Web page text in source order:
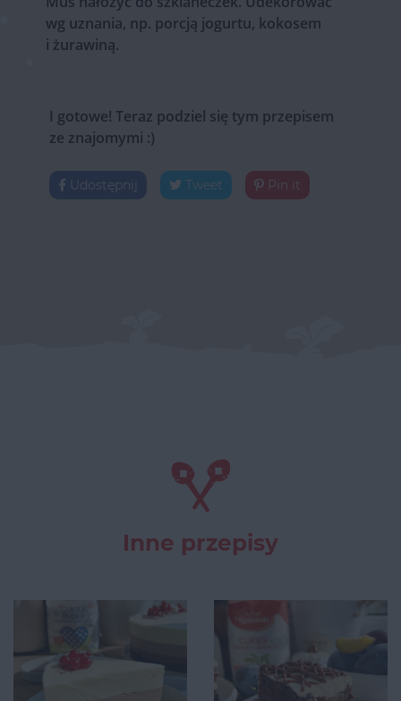
wg uznania, np. porcją jogurtu, kokosem
i żurawiną.
I gotowe! Teraz podziel się tym przepisem
ze znajomymi :)
Udostępnij Tweet Pin it
Inne przepisy